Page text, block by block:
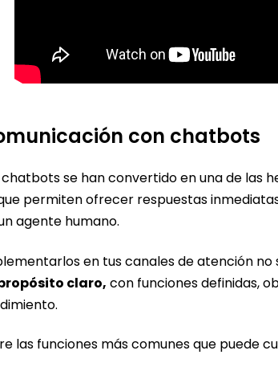
con chatbots
chatbots se han convertido en una de las
permiten ofrecer respuestas
agente humano.
en tus canales de atención
claro, con funciones definidas,
las funciones más comunes que puede